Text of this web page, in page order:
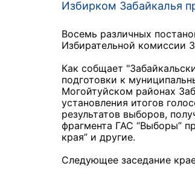
Избирком Забайкалья
Восемь различных
Избирательной комиссии
Как собщает
подготовки к
Могойтуйском районах
установления итогов
результатов выборов,
фрагмента ГАС “Выборы”
края” и другие.
Следующее заседание